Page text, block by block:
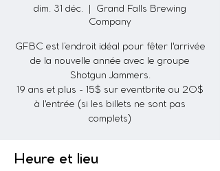
dim. 31 déc.
Grand Falls Brewing
Company
GFBC est l’endroit idéal pour fêter l'arrivée
de la nouvelle année avec le groupe
Shotgun Jammers.
19 ans et plus - 15$ sur eventbrite ou 20$
à l'entrée (si les billets ne sont pas
complets)
Heure et lieu